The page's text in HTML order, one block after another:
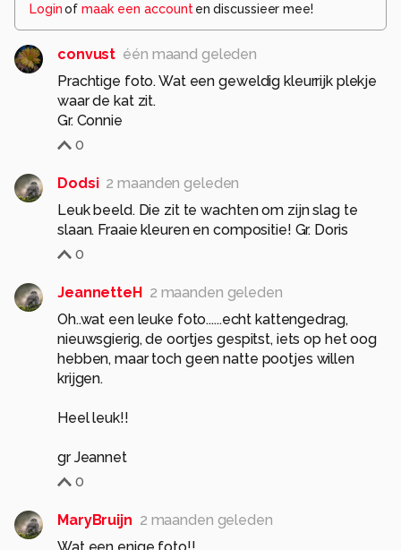
Loginof maak een account en discussieer mee!
convust één maand geleden
Prachtige foto. Wat een geweldig kleurrijk plekje
waar de kat zit.
Gr. Connie
0
Dodsi 2 maanden geleden
Leuk beeld. Die zit te wachten om zijn slag te
slaan. Fraaie kleuren en compositie! Gr. Doris
0
JeannetteH 2 maanden geleden
Oh..wat een leuke foto......echt kattengedrag,
nieuwsgierig, de oortjes gespitst, iets op het oog
hebben, maar toch geen natte pootjes willen
krijgen.
Heel leuk!!
gr Jeannet
0
MaryBruijn 2 maanden geleden